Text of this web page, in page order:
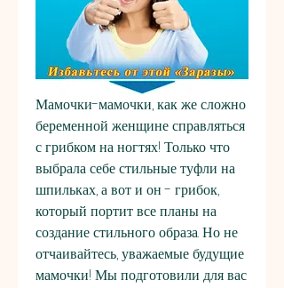
Мамочки-мамочки, как же сложно
беременной женщине справляться
с грибком на ногтях! Только что
выбрала себе стильные туфли на
шпильках, а вот и он - грибок,
который портит все планы на
создание стильного образа. Но не
отчаивайтесь, уважаемые будущие
мамочки! Мы подготовили для вас